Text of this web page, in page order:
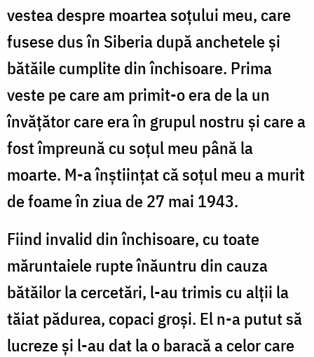
vestea despre moartea soţului meu, care
fusese dus în Siberia după anchetele şi
bătăile cumplite din închisoare. Prima
veste pe care am primit-o era de la un
învăţător care era în grupul nostru şi care a
fost împreună cu soţul meu până la
moarte. M-a înştiinţat că soţul meu a murit
de foame în ziua de 27 mai 1943.
Fiind invalid din închisoare, cu toate
măruntaiele rupte înăuntru din cauza
bătăilor la cercetări, l-au trimis cu alţii la
tăiat pădurea, copaci groşi. El n-a putut să
lucreze şi l-au dat la o baracă a celor care